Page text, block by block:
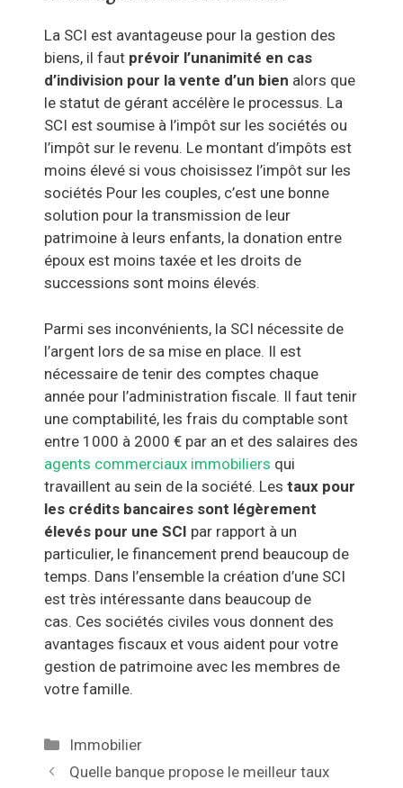
La SCI est avantageuse pour la gestion des
biens, il faut prévoir l’unanimité en cas
d’indivision pour la vente d’un bien alors que
le statut de gérant accélère le processus. La
SCI est soumise à l’impôt sur les sociétés ou
l’impôt sur le revenu. Le montant d’impôts est
moins élevé si vous choisissez l’impôt sur les
sociétés Pour les couples, c’est une bonne
solution pour la transmission de leur
patrimoine à leurs enfants, la donation entre
époux est moins taxée et les droits de
successions sont moins élevés.
Parmi ses inconvénients, la SCI nécessite de
l’argent lors de sa mise en place. Il est
nécessaire de tenir des comptes chaque
année pour l’administration fiscale. Il faut tenir
une comptabilité, les frais du comptable sont
entre 1000 à 2000 € par an et des salaires des
agents commerciaux immobiliers qui
travaillent au sein de la société. Lestaux pour
les crédits bancaires sont légèrement
élevés pour une SCI par rapport à un
particulier, le financement prend beaucoup de
temps. Dans l’ensemble la création d’une SCI
est très intéressante dans beaucoup de
cas. Ces sociétés civiles vous donnent des
avantages fiscaux et vous aident pour votre
gestion de patrimoine avec les membres de
votre famille.
Catégories
Immobilier
Navigation
Quelle banque propose le meilleur taux